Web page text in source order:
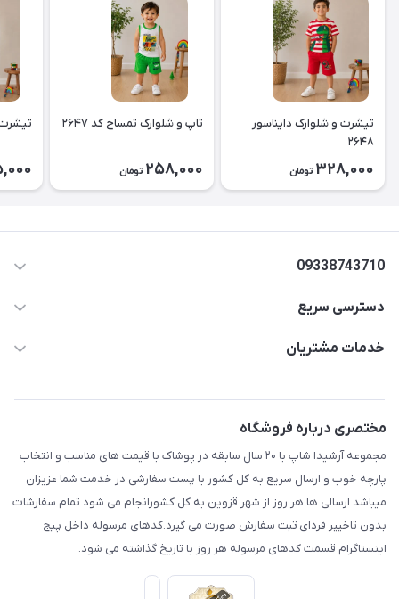
تیشرت و شلوارک دایناسور
۲۶۴۸
328,000 تومان
تاپ و شلوارک تمساح کد ۲۶۴۷
258,000 تومان
تیشرت
09338743710
دسترسی سریع
حساب کاربری
لیست محصولات
درباره ما
تماس با ما
خدمات مشتریان
مختصری درباره فروشگاه
مجموعه آرشیدا شاپ با ۲۰ سال سابقه در پوشاک با قیمت های مناسب و انتخاب
پارچه خوب و ارسال سریع به کل کشور با پست سفارشی در خدمت شما عزیزان
میباشد.ارسالی ها هر روز از شهر قزوین به کل کشورانجام می شود.تمام سفارشات
بدون تاخییر فردای ثبت سفارش صورت می گیرد.کدهای مرسوله داخل پیج
اینستاگرام قسمت کدهای مرسوله هر روز با تاریخ گذاشته می شود.